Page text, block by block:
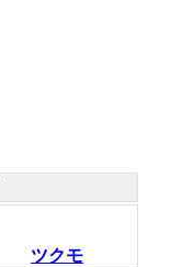
ツクモ